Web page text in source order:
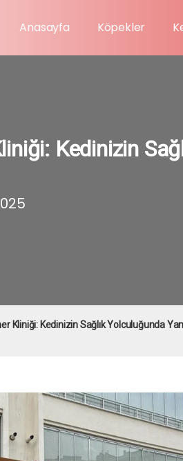
Anasayfa Köpekler
Kedinizin
Kliniği: Kedinizin Sağlık Yolculuğunda